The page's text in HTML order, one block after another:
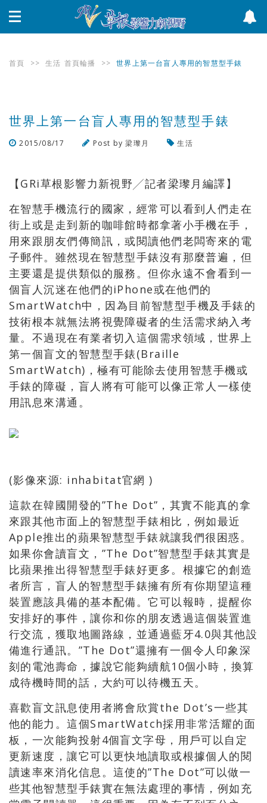
首頁 >> 生活 首頁輪播 >> 世界上第一台盲人專用的智慧型手錶
世界上第一台盲人專用的智慧型手錶
2015/08/17 Post by梁瓈月
生活
【GRi草根影響力新視野╱記者梁瓈月編譯】
在智慧手機流行的國家，經常可以看到人們走在
街上或是走到新的咖啡館時都拿著小手機在手，
用來跟朋友們傳簡訊，或閱讀他們老闆寄來的電
子郵件。雖然現在智慧型手錶沒有那麼普遍，但
主要還是提供類似的服務。但你永遠不會看到一
個盲人沉迷在他們的iPhone或在他們的
SmartWatch中，因為目前智慧型手機及手錶的
技術根本就無法將視覺障礙者的生活需求納入考
量。不過現在有業者切入這個需求領域，世界上
第一個盲文的智慧型手錶(Braille
SmartWatch)，極有可能除去使用智慧手機或
手錶的障礙，盲人將有可能可以像正常人一樣使
用訊息來溝通。
(影像來源: inhabitat官網 )
這款在韓國開發的”The Dot”，其實不能真的拿
來跟其他市面上的智慧型手錶相比，例如最近
Apple推出的蘋果智慧型手錶就讓我們很困惑。
如果你會讀盲文，”The Dot”智慧型手錶其實是
比蘋果推出得智慧型手錶好更多。根據它的創造
者所言，盲人的智慧型手錶擁有所有你期望這種
裝置應該具備的基本配備。它可以報時，提醒你
安排好的事件，讓你和你的朋友透過這個裝置進
行交流，獲取地圖路線，並通過藍牙4.0與其他設
備進行通訊。”The Dot”還擁有一個令人印象深
刻的電池壽命，據說它能夠續航10個小時，換算
成待機時間的話，大約可以待機五天。
喜歡盲文訊息使用者將會欣賞the Dot’s一些其
他的能力。這個SmartWatch採用非常活耀的面
板，一次能夠投射4個盲文字母，用戶可以自定
更新速度，讓它可以更快地讀取或根據個人的閱
讀速率來消化信息。這使的”The Dot”可以做一
些其他智慧型手錶實在無法處理的事情，例如充